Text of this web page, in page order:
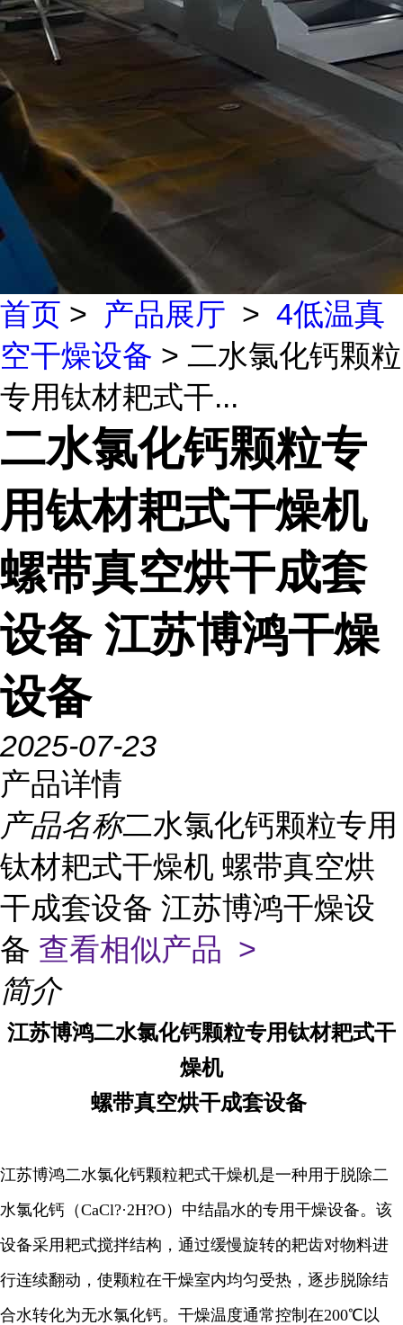
首页 > 产品展厅 > 4低温真
空干燥设备 > 二水氯化钙颗粒
专用钛材耙式干...
二水氯化钙颗粒专
用钛材耙式干燥机
螺带真空烘干成套
设备 江苏博鸿干燥
设备
2025-07-23
产品详情
产品名称二水氯化钙颗粒专用
钛材耙式干燥机 螺带真空烘
干成套设备 江苏博鸿干燥设
备 查看相似产品 >
简介
江苏博鸿二水氯化钙颗粒专用钛材耙式干
燥机
螺带真空烘干成套设备
江苏博鸿二水氯化钙颗粒耙式干燥机是一种用于脱除二
水氯化钙（CaCl?·2H?O）中结晶水的专用干燥设备。该
设备采用耙式搅拌结构，通过缓慢旋转的耙齿对物料进
行连续翻动，使颗粒在干燥室内均匀受热，逐步脱除结
合水转化为无水氯化钙。干燥温度通常控制在200℃以